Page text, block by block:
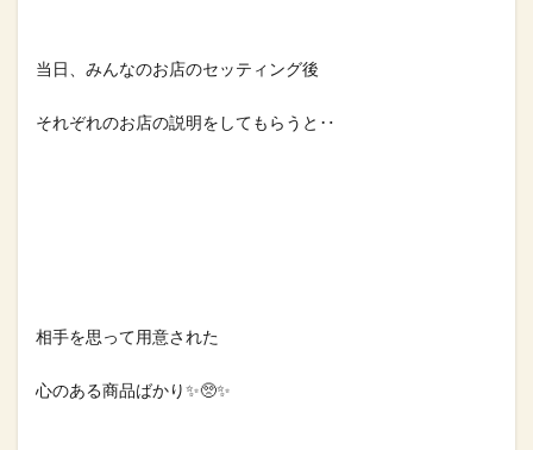
当日、みんなのお店のセッティング後⁡
それぞれのお店の説明をしてもらうと‥⁡
相手を思って用意された⁡
心のある商品ばかり✨🥺✨⁡